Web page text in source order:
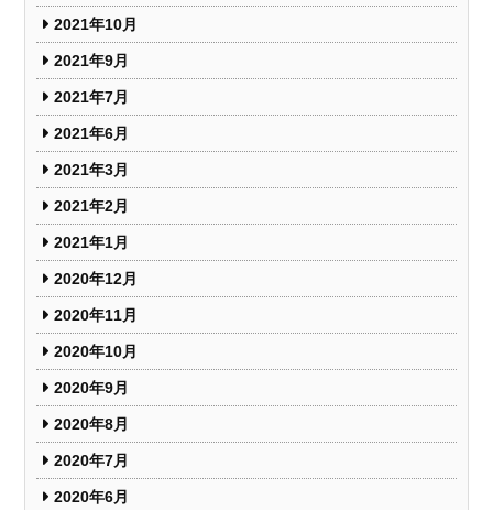
2021年10月
2021年9月
2021年7月
2021年6月
2021年3月
2021年2月
2021年1月
2020年12月
2020年11月
2020年10月
2020年9月
2020年8月
2020年7月
2020年6月